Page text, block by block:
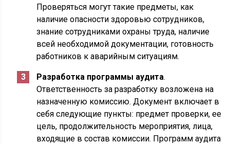
Проверяться могут такие предметы, как
наличие опасности здоровью сотрудников,
знание сотрудниками охраны труда, наличие
всей необходимой документации, готовность
работников к аварийным ситуациям.
Разработка программы аудита.
Ответственность за разработку возложена на
назначенную комиссию. Документ включает в
себя следующие пункты: предмет проверки, ее
цель, продолжительность мероприятия, лица,
входящие в состав комиссии. Программ аудита